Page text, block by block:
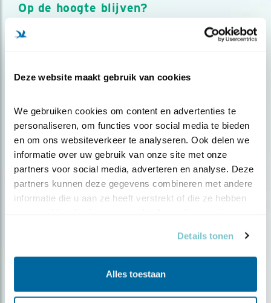
Deze website maakt gebruik van cookies
We gebruiken cookies om content en advertenties te
personaliseren, om functies voor social media te bieden
en om ons websiteverkeer te analyseren. Ook delen we
informatie over uw gebruik van onze site met onze
partners voor social media, adverteren en analyse. Deze
partners kunnen deze gegevens combineren met andere
informatie die u aan ze heeft verstrekt of die ze hebben
Details tonen
Alles toestaan
Op de hoogte blijven?
Meld je aan en ontvang nieuws, inspiratie, acties en tips
over vogels en activiteiten van Vogelbescherming.